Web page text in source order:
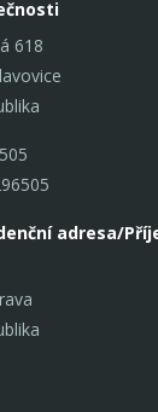
618
adresa/